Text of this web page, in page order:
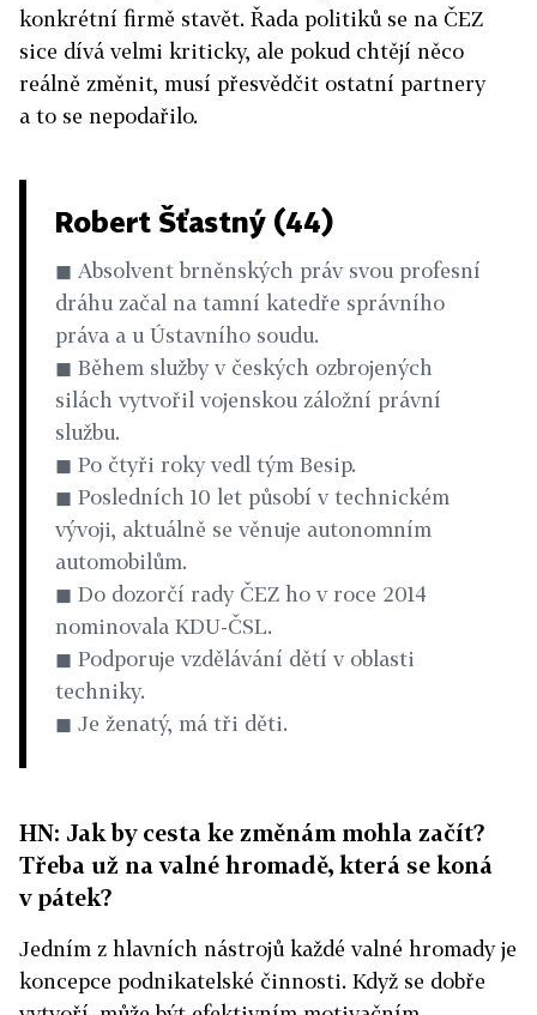
konkrétní firmě stavět. Řada politiků se na ČEZ
sice dívá velmi kriticky, ale pokud chtějí něco
reálně změnit, musí přesvědčit ostatní partnery
a to se nepodařilo.
Robert Šťastný (44)
◼ Absolvent brněnských práv svou profesní
dráhu začal na tamní katedře správního
práva a u Ústavního soudu.
◼ Během služby v českých ozbrojených
silách vytvořil vojenskou záložní právní
službu.
◼ Po čtyři roky vedl tým Besip.
◼ Posledních 10 let působí v technickém
vývoji, aktuálně se věnuje autonomním
automobilům.
◼ Do dozorčí rady ČEZ ho v roce 2014
nominovala KDU-ČSL.
◼ Podporuje vzdělávání dětí v oblasti
techniky.
◼ Je ženatý, má tři děti.
HN: Jak by cesta ke změnám mohla začít?
Třeba už na valné hromadě, která se koná
v pátek?
Jedním z hlavních nástrojů každé valné hromady je
koncepce podnikatelské činnosti. Když se dobře